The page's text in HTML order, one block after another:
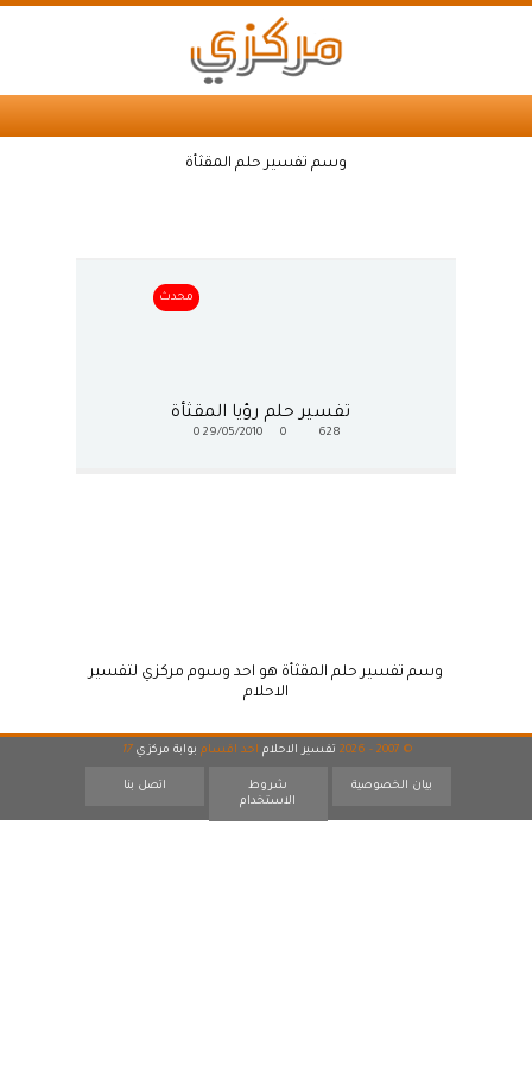
وسم تفسير حلم المقثأة
محدث
تفسير حلم رؤيا المقثأة
628
29/05/2010
0
وسم تفسير حلم المقثأة هو احد وسوم مركزي لتفسير
الاحلام
© 2007 - 2026 تفسير الاحلام احد اقسام بوابة مركزي 17
بيان الخصوصية
شروط
الاستخدام
اتصل بنا